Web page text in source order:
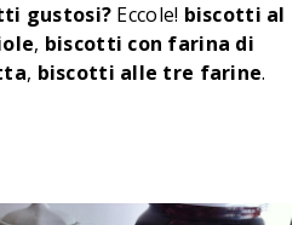
gustosi? Eccole! biscotti al
, biscotti con farina di
, biscotti alle tre farine.